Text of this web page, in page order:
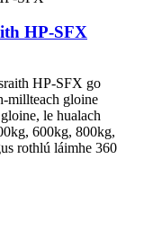
HP-SFX
HP-SFX go
millteach gloine
le hualach
600kg, 800kg,
rothlú láimhe 360